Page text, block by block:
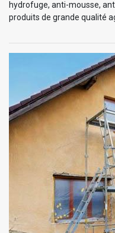
hydrofuge, anti-mousse,
produits de grande qualité